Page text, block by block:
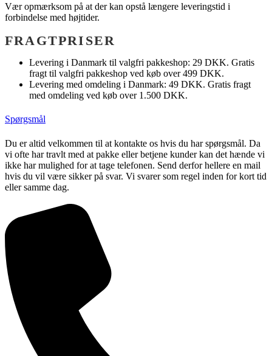
Vær opmærksom på at der kan opstå længere leveringstid i
forbindelse med højtider.
FRAGTPRISER
Levering i Danmark til valgfri pakkeshop: 29 DKK. Gratis
fragt til valgfri pakkeshop ved køb over 499 DKK.
Levering med omdeling i Danmark: 49 DKK. Gratis fragt
med omdeling ved køb over 1.500 DKK.
Spørgsmål
Du er altid velkommen til at kontakte os hvis du har spørgsmål. Da
vi ofte har travlt med at pakke eller betjene kunder kan det hænde vi
ikke har mulighed for at tage telefonen. Send derfor hellere en mail
hvis du vil være sikker på svar. Vi svarer som regel inden for kort tid
eller samme dag.